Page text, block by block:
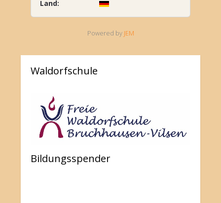
Land:
Powered by JEM
Waldorfschule
Bildungsspender